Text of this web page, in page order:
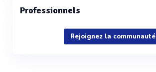
Professionnels
Rejoignez la communauté